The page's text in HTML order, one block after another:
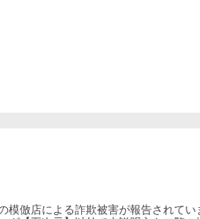
模倣店による詐欺被害が報告されて